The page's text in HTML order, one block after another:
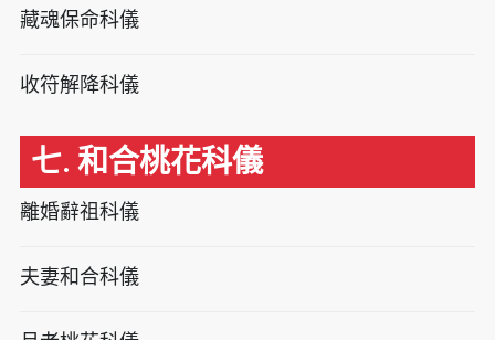
藏魂保命科儀
收符解降科儀
七. 和合桃花科儀
離婚辭祖科儀
夫妻和合科儀